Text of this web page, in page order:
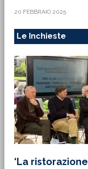
20 FEBBRAIO 2025
Le Inchieste
‘La